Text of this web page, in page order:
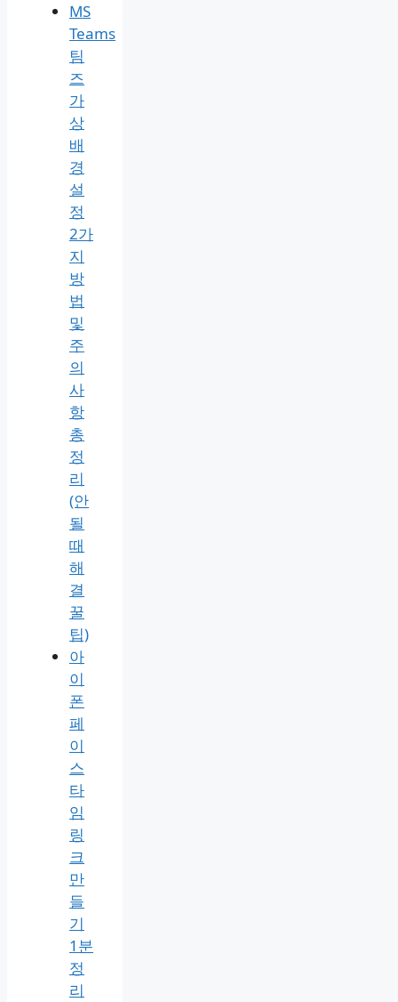
MS
Teams
팀
즈
가
상
배
경
설
정
2가
지
방
법
및
주
의
사
항
총
정
리
(안
될
때
해
결
꿀
팁)
아
이
폰
페
이
스
타
임
링
크
만
들
기
1분
정
리